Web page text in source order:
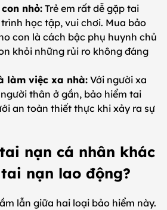
nhỏ: Trẻ em rất dễ gặp tai
học tập, vui chơi. Mua bảo
con là cách bậc phụ huynh chủ
khỏi những rủi ro không đáng
làm việc xa nhà: Với người xa
thân ở gần, bảo hiểm tai
an toàn thiết thực khi xảy ra sự
nạn cá nhân khác
nạn lao động?
lẫn giữa hai loại bảo hiểm này.